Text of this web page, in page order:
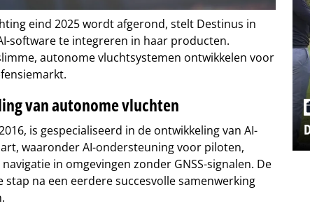
eind 2025 wordt afgerond, stelt Destinus in
software te integreren in haar producten.
autonome vluchtsystemen ontwikkelen voor
van autonome vluchten
is gespecialiseerd in de ontwikkeling van AI-
waaronder AI-ondersteuning voor piloten,
in omgevingen zonder GNSS-signalen. De
stap na een eerdere succesvolle samenwerking